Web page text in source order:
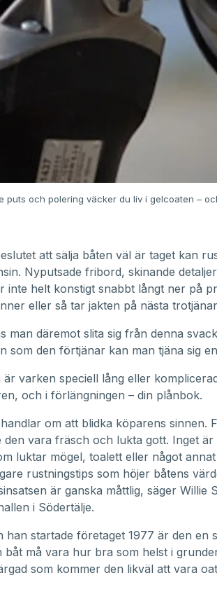
puts och polering väcker du liv i gelcoaten –
att sälja båten väl är taget kan
Nyputsade fribord, skinande
inte helt konstigt snabbt långt ner på
eller så tar jakten på nästa
man däremot slita sig från denna
som den förtjänar kan man tjäna sig
är varken speciell lång eller
och i förlängningen – din plånbok.
om att blidka köparens sinnen.
den vara fräsch och lukta gott. Inget är
luktar mögel, toalett eller något
rustningstips som höjer båtens
är ganska måttlig, säger Willie
i Södertälje.
han startade företaget 1977 är den en
båt må vara hur bra som helst i
som kommer den likväl att vara